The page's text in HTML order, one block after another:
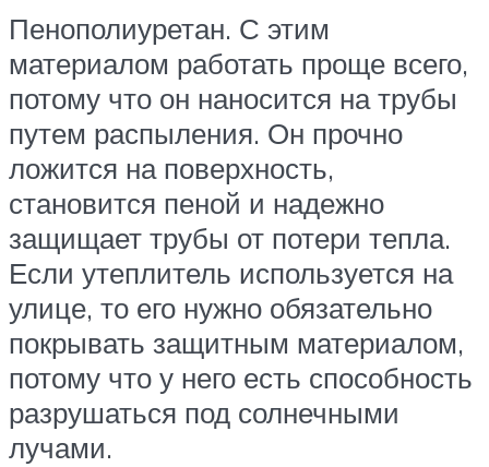
Пенополиуретан. С этим
материалом работать проще всего,
потому что он наносится на трубы
путем распыления. Он прочно
ложится на поверхность,
становится пеной и надежно
защищает трубы от потери тепла.
Если утеплитель используется на
улице, то его нужно обязательно
покрывать защитным материалом,
потому что у него есть способность
разрушаться под солнечными
лучами.